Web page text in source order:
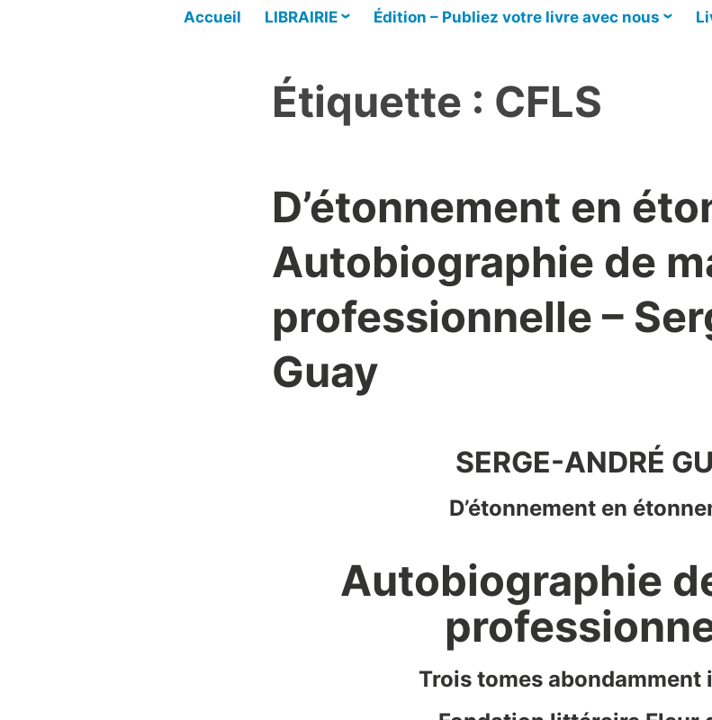
Accueil LIBRAIRIE Édition – Publiez votre livre avec nous
Étiquette : CFLS
D’étonnement en
Autobiographie de
professionnelle –
Guay
SERGE-ANDRÉ
D’étonnement en
Autobiographie
Trois tomes abondamment